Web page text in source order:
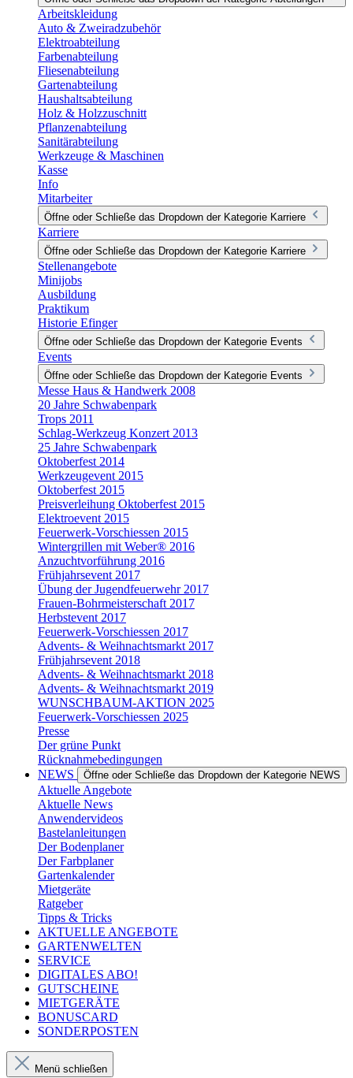
Arbeitskleidung
Auto & Zweiradzubehör
Elektroabteilung
Farbenabteilung
Fliesenabteilung
Gartenabteilung
Haushaltsabteilung
Holz & Holzzuschnitt
Pflanzenabteilung
Sanitärabteilung
Werkzeuge & Maschinen
Kasse
Info
Mitarbeiter
Öffne oder Schließe das Dropdown der Kategorie Karriere
Karriere
Öffne oder Schließe das Dropdown der Kategorie Karriere
Stellenangebote
Minijobs
Ausbildung
Praktikum
Historie Efinger
Öffne oder Schließe das Dropdown der Kategorie Events
Events
Öffne oder Schließe das Dropdown der Kategorie Events
Messe Haus & Handwerk 2008
20 Jahre Schwabenpark
Trops 2011
Schlag-Werkzeug Konzert 2013
25 Jahre Schwabenpark
Oktoberfest 2014
Werkzeugevent 2015
Oktoberfest 2015
Preisverleihung Oktoberfest 2015
Elektroevent 2015
Feuerwerk-Vorschiessen 2015
Wintergrillen mit Weber® 2016
Anzuchtvorführung 2016
Frühjahrsevent 2017
Übung der Jugendfeuerwehr 2017
Frauen-Bohrmeisterschaft 2017
Herbstevent 2017
Feuerwerk-Vorschiessen 2017
Advents- & Weihnachtsmarkt 2017
Frühjahrsevent 2018
Advents- & Weihnachtsmarkt 2018
Advents- & Weihnachtsmarkt 2019
WUNSCHBAUM-AKTION 2025
Feuerwerk-Vorschiessen 2025
Presse
Der grüne Punkt
Rücknahmebedingungen
NEWS
Öffne oder Schließe das Dropdown der Kategorie NEWS
Aktuelle Angebote
Aktuelle News
Anwendervideos
Bastelanleitungen
Der Bodenplaner
Der Farbplaner
Gartenkalender
Mietgeräte
Ratgeber
Tipps & Tricks
AKTUELLE ANGEBOTE
GARTENWELTEN
SERVICE
DIGITALES ABO!
GUTSCHEINE
MIETGERÄTE
BONUSCARD
SONDERPOSTEN
Menü schließen